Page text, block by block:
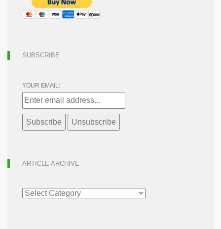
SUBSCRIBE
YOUR EMAIL:
ARTICLE ARCHIVE
ARTICLE
ARCHIVE